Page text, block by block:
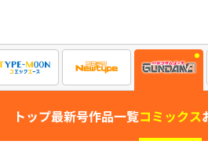
トップ最新号作品一覧コミックス